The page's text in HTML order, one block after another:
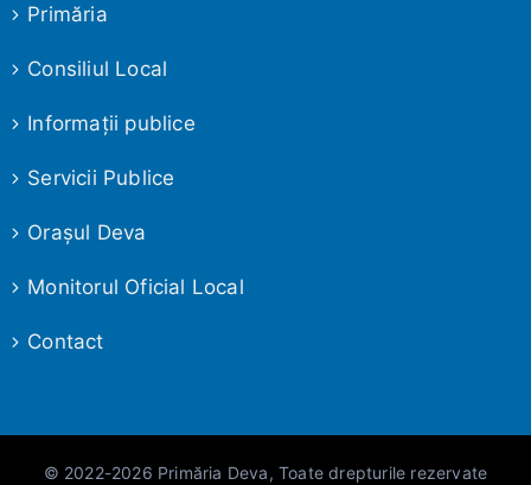
Primăria
Consiliul Local
Informaţii publice
Servicii Publice
Oraşul Deva
Monitorul Oficial Local
Contact
© 2022-2026 Primăria Deva, Toate drepturile rezervate